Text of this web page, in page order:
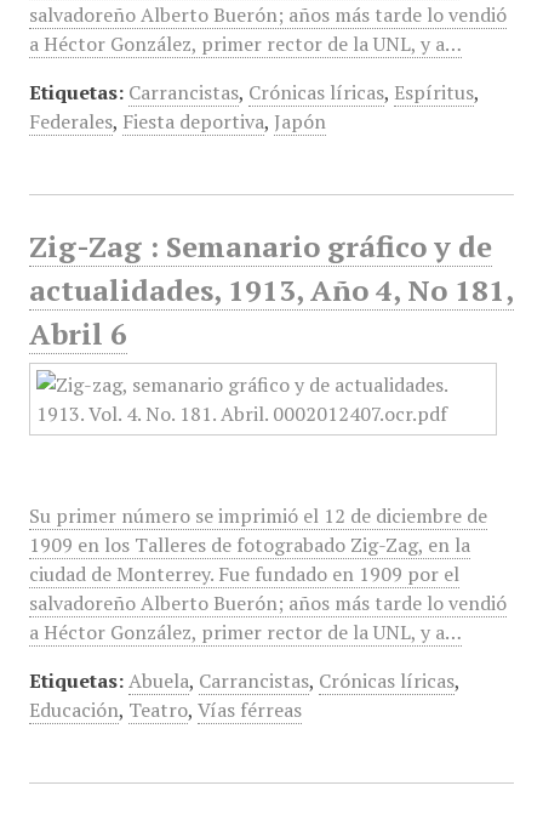
salvadoreño Alberto Buerón; años más tarde lo vendió
a Héctor González, primer rector de la UNL, y a…
Etiquetas: Carrancistas, Crónicas líricas, Espíritus,
Federales, Fiesta deportiva, Japón
Zig-Zag : Semanario gráfico y de
actualidades, 1913, Año 4, No 181,
Abril 6
Su primer número se imprimió el 12 de diciembre de
1909 en los Talleres de fotograbado Zig-Zag, en la
ciudad de Monterrey. Fue fundado en 1909 por el
salvadoreño Alberto Buerón; años más tarde lo vendió
a Héctor González, primer rector de la UNL, y a…
Etiquetas: Abuela, Carrancistas, Crónicas líricas,
Educación, Teatro, Vías férreas